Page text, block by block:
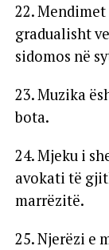
22.
gradualisht
sidomos në
23. Muzika
bota.
24. Mjeku i
avokati të
marrëzitë.
25. Njerëzi e